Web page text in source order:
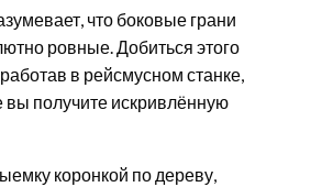
что боковые грани
ровные. Добиться этого
в рейсмусном станке,
вы получите искривлённую
коронкой по дереву,